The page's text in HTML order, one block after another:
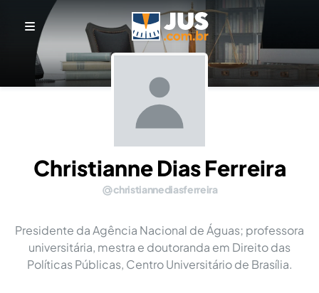
Christianne Dias Ferreira
christiannediasferreira
Presidente da Agência Nacional de Águas; professora
universitária, mestra e doutoranda em Direito das
Políticas Públicas, Centro Universitário de Brasília.